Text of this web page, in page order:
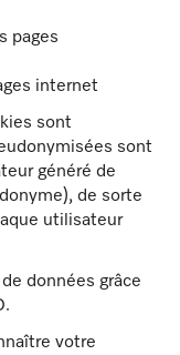
pages
internet
sont
sont
généré de
de sorte
utilisateur
données grâce
votre